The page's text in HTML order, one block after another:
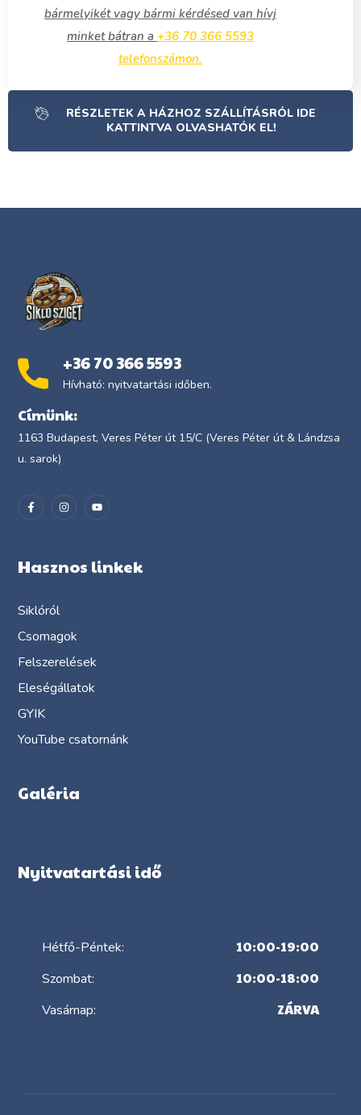
bármelyikét vagy bármi kérdésed van hívj
minket bátran a +36 70 366 5593
telefonszámon.
RÉSZLETEK A HÁZHOZ SZÁLLÍTÁSRÓL IDE
KATTINTVA OLVASHATÓK EL!
+36 70 366 5593
Hívható: nyitvatartási időben.
Címünk:
1163 Budapest, Veres Péter út 15/C (Veres Péter út & Lándzsa
u. sarok)
Hasznos linkek
Siklóról
Csomagok
Felszerelések
Eleségállatok
GYIK
YouTube csatornánk
Galéria
Nyitvatartási idő
Hétfő-Péntek: 10:00-19:00
Szombat: 10:00-18:00
Vasárnap: ZÁRVA